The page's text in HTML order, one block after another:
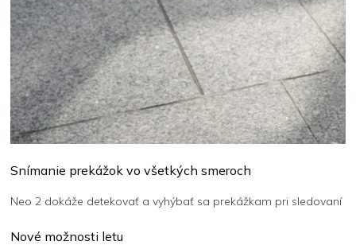
Snímanie prekážok vo všetkých smeroch
Neo 2 dokáže detekovať a vyhýbať sa prekážkam pri sledovaní
Nové možnosti letu